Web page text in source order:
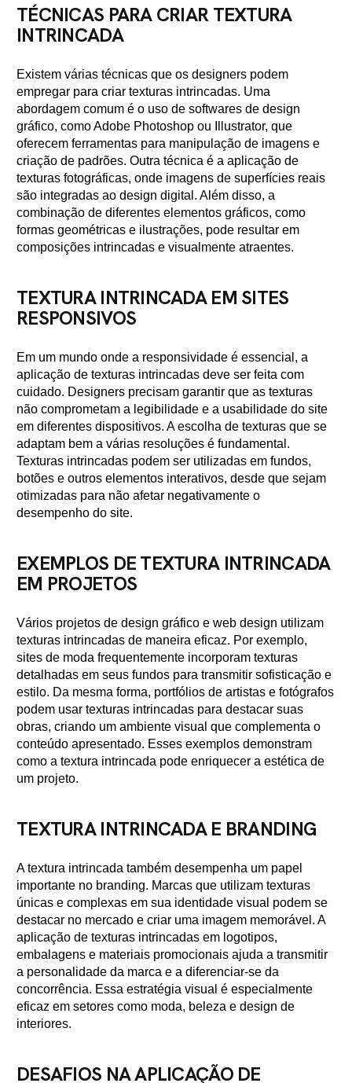
TÉCNICAS PARA CRIAR TEXTURA
INTRINCADA
Existem várias técnicas que os designers podem
empregar para criar texturas intrincadas. Uma
abordagem comum é o uso de softwares de design
gráfico, como Adobe Photoshop ou Illustrator, que
oferecem ferramentas para manipulação de imagens e
criação de padrões. Outra técnica é a aplicação de
texturas fotográficas, onde imagens de superfícies reais
são integradas ao design digital. Além disso, a
combinação de diferentes elementos gráficos, como
formas geométricas e ilustrações, pode resultar em
composições intrincadas e visualmente atraentes.
TEXTURA INTRINCADA EM SITES
RESPONSIVOS
Em um mundo onde a responsividade é essencial, a
aplicação de texturas intrincadas deve ser feita com
cuidado. Designers precisam garantir que as texturas
não comprometam a legibilidade e a usabilidade do site
em diferentes dispositivos. A escolha de texturas que se
adaptam bem a várias resoluções é fundamental.
Texturas intrincadas podem ser utilizadas em fundos,
botões e outros elementos interativos, desde que sejam
otimizadas para não afetar negativamente o
desempenho do site.
EXEMPLOS DE TEXTURA INTRINCADA
EM PROJETOS
Vários projetos de design gráfico e web design utilizam
texturas intrincadas de maneira eficaz. Por exemplo,
sites de moda frequentemente incorporam texturas
detalhadas em seus fundos para transmitir sofisticação e
estilo. Da mesma forma, portfólios de artistas e fotógrafos
podem usar texturas intrincadas para destacar suas
obras, criando um ambiente visual que complementa o
conteúdo apresentado. Esses exemplos demonstram
como a textura intrincada pode enriquecer a estética de
um projeto.
TEXTURA INTRINCADA E BRANDING
A textura intrincada também desempenha um papel
importante no branding. Marcas que utilizam texturas
únicas e complexas em sua identidade visual podem se
destacar no mercado e criar uma imagem memorável. A
aplicação de texturas intrincadas em logotipos,
embalagens e materiais promocionais ajuda a transmitir
a personalidade da marca e a diferenciar-se da
concorrência. Essa estratégia visual é especialmente
eficaz em setores como moda, beleza e design de
interiores.
DESAFIOS NA APLICAÇÃO DE